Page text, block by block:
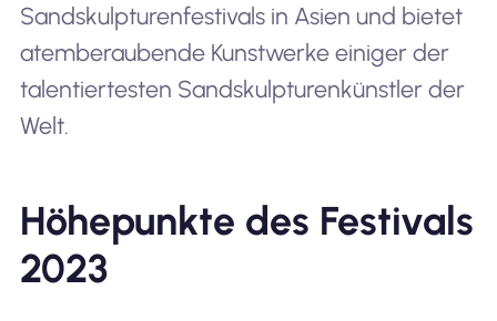
Sandskulpturenfestivals in Asien und bietet
atemberaubende Kunstwerke einiger der
talentiertesten Sandskulpturenkünstler der
Welt.
Höhepunkte des Festivals
2023